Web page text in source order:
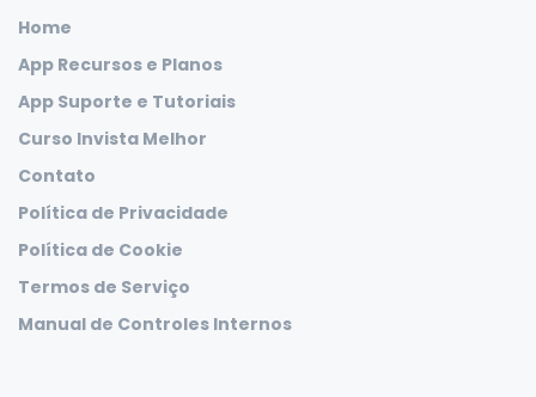
Home
App Recursos e Planos
App Suporte e Tutoriais
Curso Invista Melhor
Contato
Política de Privacidade
Política de Cookie
Termos de Serviço
Manual de Controles Internos